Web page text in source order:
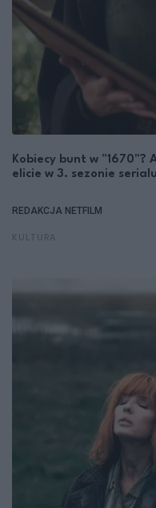
Kobiecy bunt w "1670"?
elicie w 3. sezonie serialu
REDAKCJA NETFILM